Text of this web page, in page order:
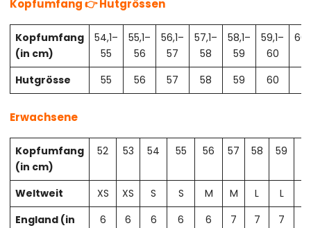
Kopfumfang 👉 Hutgrössen
Kopfumfang
(in cm)
54,1–
55
55,1–
56
56,1–
57
57,1–
58
58,1–
59
59,1–
60
Hutgrösse
55 56 57 58 59 60
Erwachsene
Kopfumfang
(in cm)
52 53 54 55 56 57 58 59
Weltweit XS XS S S M M L L
England (in
6
6
6
6
6
7
7
7